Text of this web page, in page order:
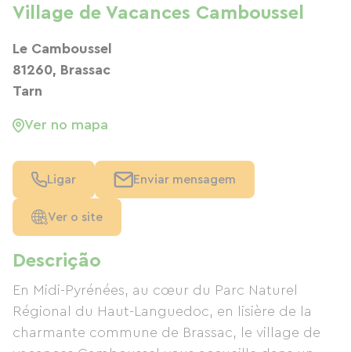
Descrição
En Midi-Pyrénées, au cœur du Parc Naturel
Régional du Haut-Languedoc, en lisière de la
charmante commune de Brassac, le village de
Village de Vacances Camboussel
Le Camboussel
81260, Brassac
Tarn
Ver no mapa
Ligar Enviar mensagem
Ver o site